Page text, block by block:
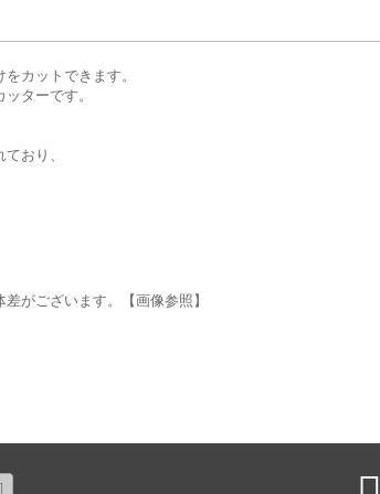
カットできます。
ターです。
おり、
がございます。【画像参照】